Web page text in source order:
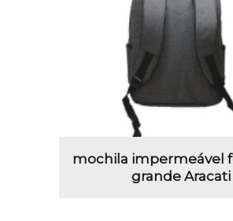
mochila impermeável
grande Aracati